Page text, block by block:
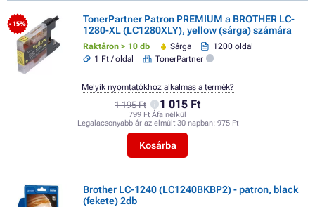
- 15%
TonerPartner Patron PREMIUM a BROTHER LC-
1280-XL (LC1280XLY), yellow (sárga) számára
Raktáron > 10 db Sárga
1200 oldal
1 Ft / oldal
TonerPartner
1 195 Ft 1 015 Ft
799 Ft Áfa nélkül
Legalacsonyabb ár az elmúlt 30 napban: 975 Ft
Kosárba
Melyik nyomtatókhoz alkalmas a termék?
Brother LC-1240 (LC1240BKBP2) - patron, black
(fekete) 2db